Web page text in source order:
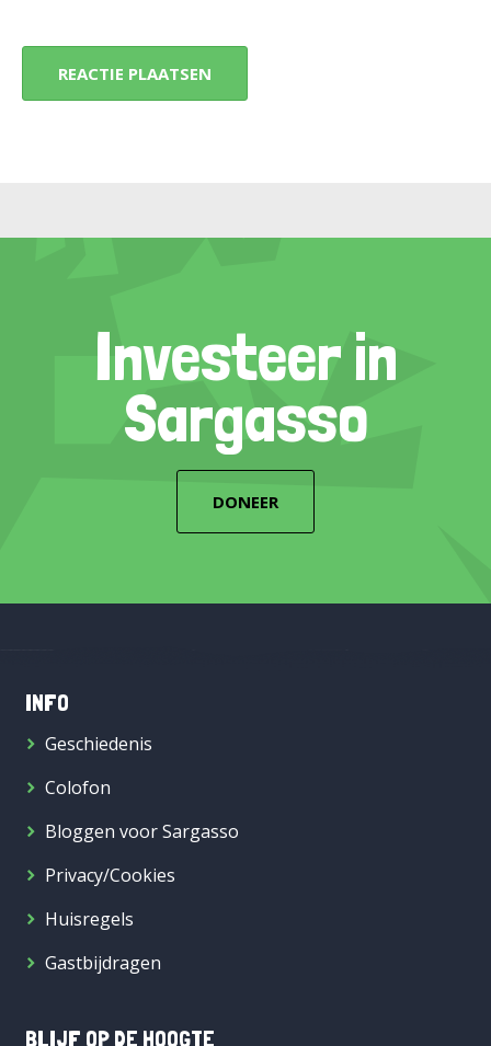
Investeer in
Sargasso
DONEER
INFO
Geschiedenis
Colofon
Bloggen voor Sargasso
Privacy/Cookies
Huisregels
Gastbijdragen
BLIJF OP DE HOOGTE